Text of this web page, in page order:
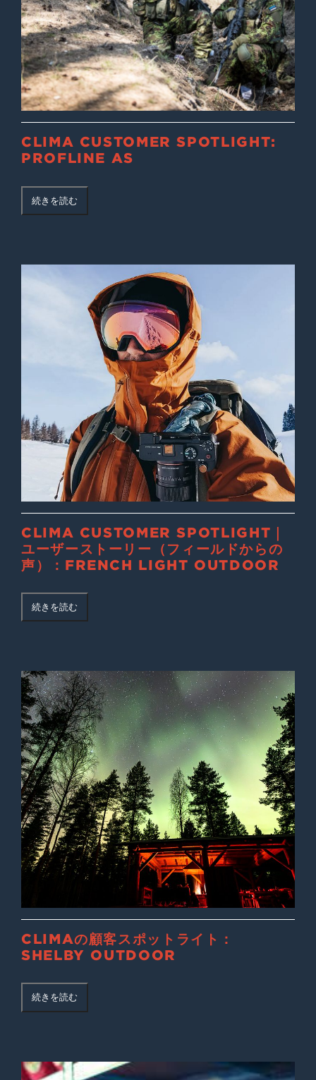
CLIMA CUSTOMER SPOTLIGHT:
PROFLINE AS
続きを読む
CLIMA CUSTOMER SPOTLIGHT｜
ユーザーストーリー（フィールドからの
声）：FRENCH LIGHT OUTDOOR
続きを読む
CLIMAの顧客スポットライト：
SHELBY OUTDOOR
続きを読む